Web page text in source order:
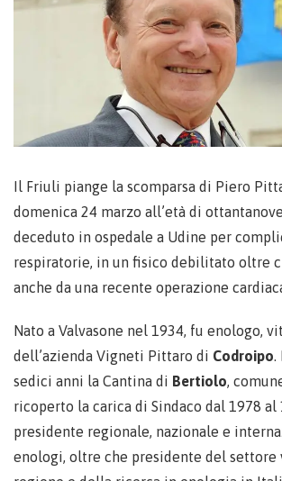
Il Friuli piange la scomparsa di Piero
domenica 24 marzo all’età di
deceduto in ospedale a Udine per
respiratorie, in un fisico debilitato oltre
anche da una recente operazione
Nato a Valvasone nel 1934, fu enologo,
dell’azienda Vigneti Pittaro di Codroipo.
sedici anni la Cantina di Bertiolo,
ricoperto la carica di Sindaco dal 1978 al
presidente regionale, nazionale e
enologi, oltre che presidente del